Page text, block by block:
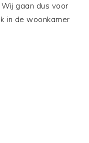
gaan dus voor
in de woonkamer